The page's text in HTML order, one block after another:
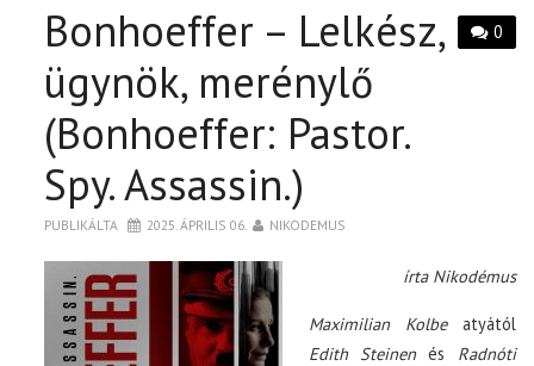
0
Bonhoeffer – Lelkész,
ügynök, merénylő
(Bonhoeffer: Pastor.
Spy. Assassin.)
PUBLIKÁLTA 2025. ÁPRILIS 06. NIKODEMUS
írta Nikodémus
Maximilian Kolbeatyától
Edith Steinenés Radnóti